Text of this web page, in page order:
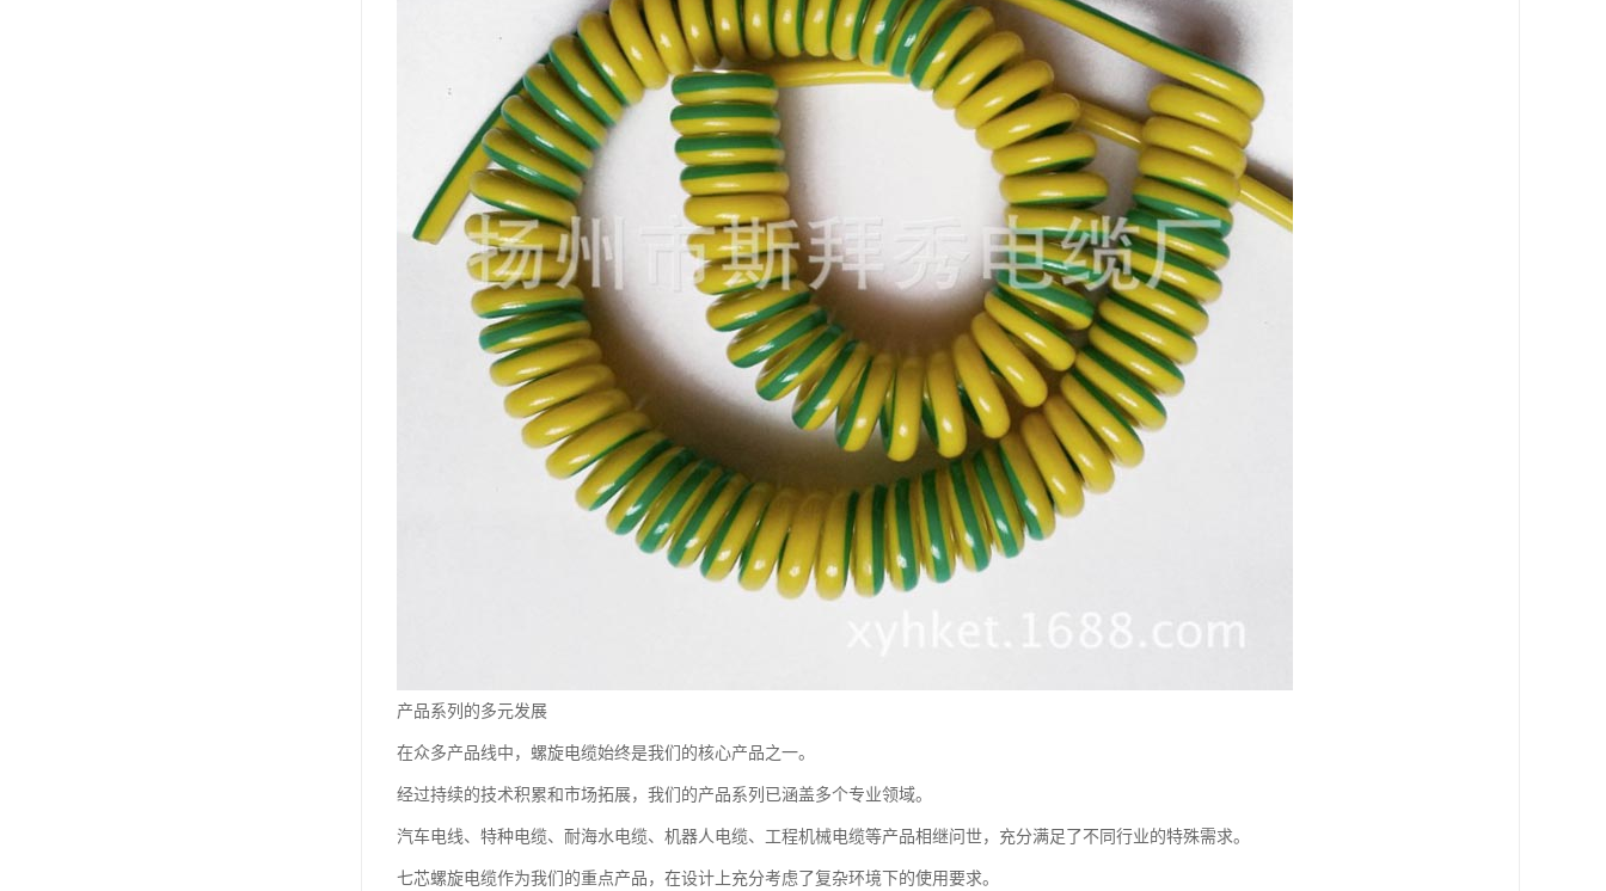
产品系列的多元发展
在众多产品线中，螺旋电缆始终是我们的核心产品之一。
经过持续的技术积累和市场拓展，我们的产品系列已涵盖多个专业领域。
汽车电线、特种电缆、耐海水电缆、机器人电缆、工程机械电缆等产品相继问世，充分满足了不同行业的特殊需求。
七芯螺旋电缆作为我们的重点产品，在设计上充分考虑了复杂环境下的使用要求。